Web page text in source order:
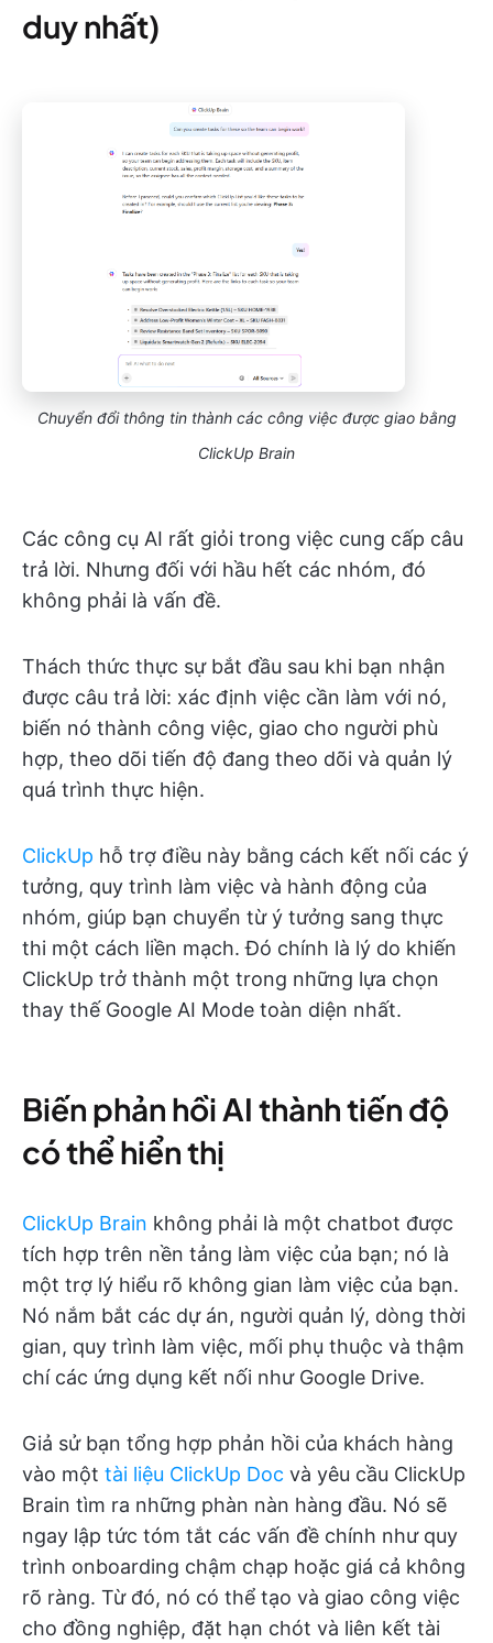
duy nhất)
Chuyển đổi thông tin thành các công việc được giao bằng
ClickUp Brain
Các công cụ AI rất giỏi trong việc cung cấp câu
trả lời. Nhưng đối với hầu hết các nhóm, đó
không phải là vấn đề.
Thách thức thực sự bắt đầu sau khi bạn nhận
được câu trả lời: xác định việc cần làm với nó,
biến nó thành công việc, giao cho người phù
hợp, theo dõi tiến độ đang theo dõi và quản lý
quá trình thực hiện.
ClickUp hỗ trợ điều này bằng cách kết nối các ý
tưởng, quy trình làm việc và hành động của
nhóm, giúp bạn chuyển từ ý tưởng sang thực
thi một cách liền mạch. Đó chính là lý do khiến
ClickUp trở thành một trong những lựa chọn
thay thế Google AI Mode toàn diện nhất.
Biến phản hồi AI thành tiến độ
có thể hiển thị
ClickUp Brain không phải là một chatbot được
tích hợp trên nền tảng làm việc của bạn; nó là
một trợ lý hiểu rõ không gian làm việc của bạn.
Nó nắm bắt các dự án, người quản lý, dòng thời
gian, quy trình làm việc, mối phụ thuộc và thậm
chí các ứng dụng kết nối như Google Drive.
Giả sử bạn tổng hợp phản hồi của khách hàng
vào một tài liệu ClickUp Doc và yêu cầu ClickUp
Brain tìm ra những phàn nàn hàng đầu. Nó sẽ
ngay lập tức tóm tắt các vấn đề chính như quy
trình onboarding chậm chạp hoặc giá cả không
rõ ràng. Từ đó, nó có thể tạo và giao công việc
cho đồng nghiệp, đặt hạn chót và liên kết tài